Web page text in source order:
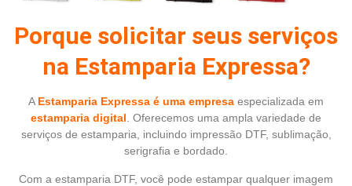
Porque solicitar seus serviços
na Estamparia Expressa?
A Estamparia Expressa é uma empresa especializada em
estamparia digital . Oferecemos uma ampla variedade de
serviços de estamparia, incluindo impressão DTF, sublimação,
serigrafia e bordado.
Com a estamparia DTF, você pode estampar qualquer imagem